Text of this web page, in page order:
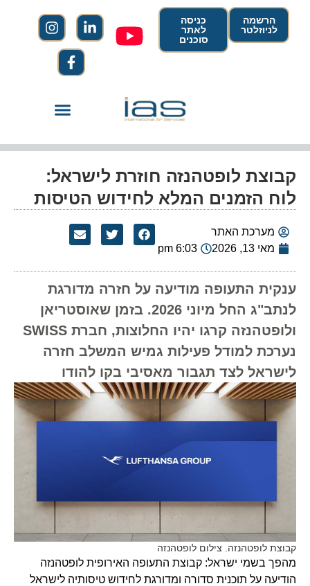
הרשמה
לניוזלטר
כניסה
לאתר
סוכנים
קבוצת לופטהנזה חוזרת לישראל:
לוח הזמנים המלא לחידוש הטיסות
מערכת האתר
מאי 13, 2026
6:03 pm
ענקית התעופה מודיעה על חזרה מדורגת
לנתב"ג החל מיוני 2026. בזמן שאוסטריאן
ולופטהנזה קרגו יהיו החלוצות, חברת SWISS
נערכת למודל פעילות גמיש המשלב חזרה
לישראל לצד תגבור מאסיבי בקו להודו
קבוצת לופטהנזה. צילום לופטהנזה
מהפך בשמי ישראל: קבוצת התעופה האירופית לופטהנזה
הודיעה על תוכנית סדורה ומדורגת לחידוש טיסותיה לישראל